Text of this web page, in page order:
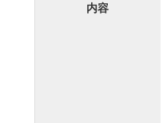
内容